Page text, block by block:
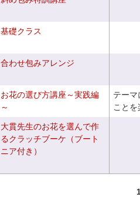
基礎クラス
合わせ包みアレンジ
お花の選び方講座～実践編
～
テーマ
ことを
大貫先生のお花を選んで作
るクラッチブーケ（ブート
ニア付き）